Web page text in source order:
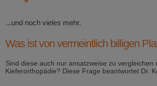
...und noch vieles mehr.
Was ist von vermeintlich billigen
Sind diese auch nur ansatzweise zu
Kieferorthopädie? Diese Frage beantwortet Dr.